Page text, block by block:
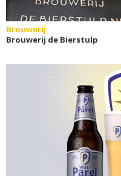
Brouwerij
Brouwerij de Bierstulp